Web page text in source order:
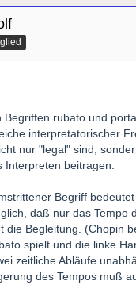
Begriffen rubato und
interpretatorischer
nur "legal" sind,
Interpreten beitragen.
Begriff
daß nur das Tempo
die Begleitung. (Chopin
spielt und die linke
zeitliche Abläufe
des Tempos muß